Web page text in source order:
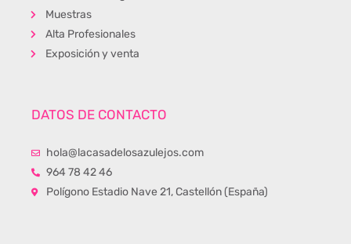
Muestras
Alta Profesionales
Exposición y venta
DATOS DE CONTACTO
hola@lacasadelosazulejos.com
964 78 42 46
Polígono Estadio Nave 21, Castellón (España)